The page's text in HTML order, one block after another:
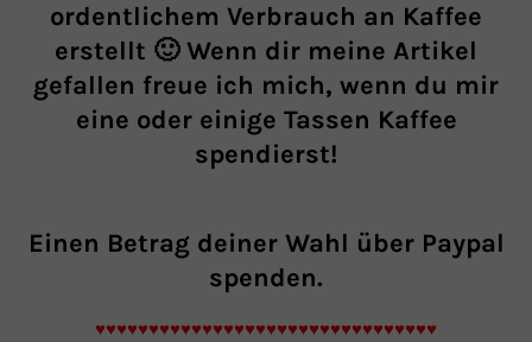
ordentlichem Verbrauch an Kaffee
erstellt 🙂 Wenn dir meine Artikel
gefallen freue ich mich, wenn du mir
eine oder einige Tassen Kaffee
spendierst!
Einen Betrag deiner Wahl über Paypal
spenden.
♥♥♥♥♥♥♥♥♥♥♥♥♥♥♥♥♥♥♥♥♥♥♥♥♥♥♥♥♥♥♥♥